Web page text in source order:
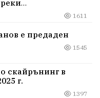
1611
е предаден
1545
скайрънинг в
г.
1397